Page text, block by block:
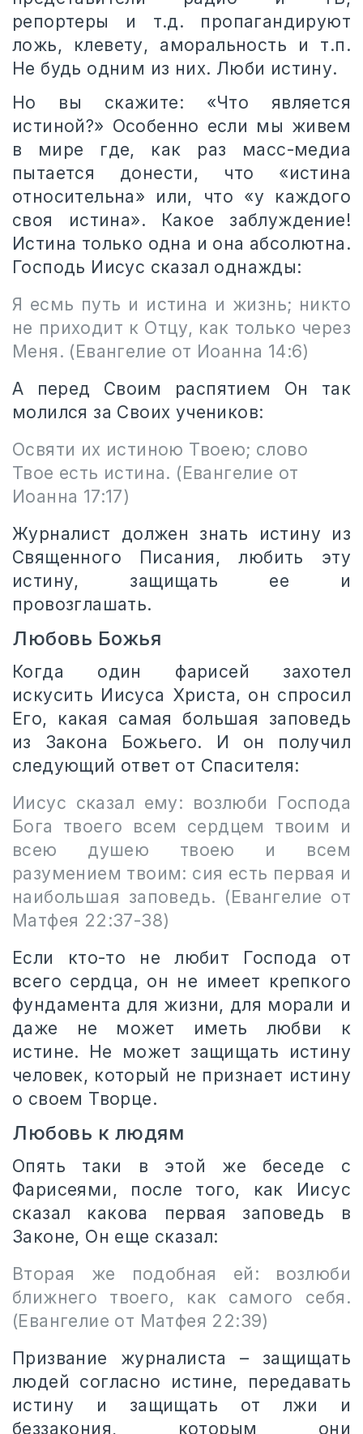
репортеры и т.д. пропагандируют
ложь, клевету, аморальность и т.п.
Не будь одним из них. Люби истину.
Но вы скажите: «Что является
истиной?» Особенно если мы живем
в мире где, как раз масс-медиа
пытается донести, что «истина
относительна» или, что «у каждого
своя истина». Какое заблуждение!
Истина только одна и она абсолютна.
Господь Иисус сказал однажды:
Я есмь путь и истина и жизнь; никто
не приходит к Отцу, как только через
Меня. (Евангелие от Иоанна 14:6)
А перед Своим распятием Он так
молился за Своих учеников:
Освяти их истиною Твоею; слово
Твое есть истина. (Евангелие от
Иоанна 17:17)
Журналист должен знать истину из
Священного Писания, любить эту
истину, защищать ее и
провозглашать.
Любовь Божья
Когда один фарисей захотел
искусить Иисуса Христа, он спросил
Его, какая самая большая заповедь
из Закона Божьего. И он получил
следующий ответ от Спасителя:
Иисус сказал ему: возлюби Господа
Бога твоего всем сердцем твоим и
всею душею твоею и всем
разумением твоим: сия есть первая и
наибольшая заповедь. (Евангелие от
Матфея 22:37-38)
Если кто-то не любит Господа от
всего сердца, он не имеет крепкого
фундамента для жизни, для морали и
даже не может иметь любви к
истине. Не может защищать истину
человек, который не признает истину
о своем Творце.
Любовь к людям
Опять таки в этой же беседе с
Фарисеями, после того, как Иисус
сказал какова первая заповедь в
Законе, Он еще сказал:
Вторая же подобная ей: возлюби
ближнего твоего, как самого себя.
(Евангелие от Матфея 22:39)
Призвание журналиста – защищать
людей согласно истине, передавать
истину и защищать от лжи и
беззакония, которым они